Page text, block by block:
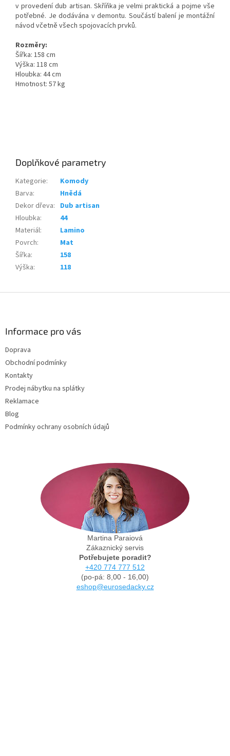
v provedení dub artisan. Skříňka je velmi praktická a pojme vše
potřebné. Je dodávána v demontu. Součástí balení je montážní
návod včetně všech spojovacích prvků.
Rozměry:
Šířka: 158 cm
Výška: 118 cm
Hloubka: 44 cm
Hmotnost: 57 kg
Doplňkové parametry
Kategorie:
Komody
Barva:
Hnědá
Dekor dřeva: Dub artisan
Hloubka:
44
Materiál:
Lamino
Povrch:
Mat
Šířka:
158
Výška: 118
Informace pro vás
Doprava
Obchodní podmínky
Kontakty
Prodej nábytku na splátky
Reklamace
Blog
Podmínky ochrany osobních údajů
Martina Paraiová
Zákaznický servis
Potřebujete poradit?
+420 774 777 512
(po-pá: 8,00 - 16,00)
eshop@eurosedacky.cz